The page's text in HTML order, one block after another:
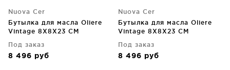
Nuova Cer
Бутылка для масла Oliere
Vintage 8X8X23 CM
Под заказ
8 496 руб
Nuova Cer
Бутылка для масла Oliere
Vintage 8X8X23 CM
Под заказ
8 496 руб